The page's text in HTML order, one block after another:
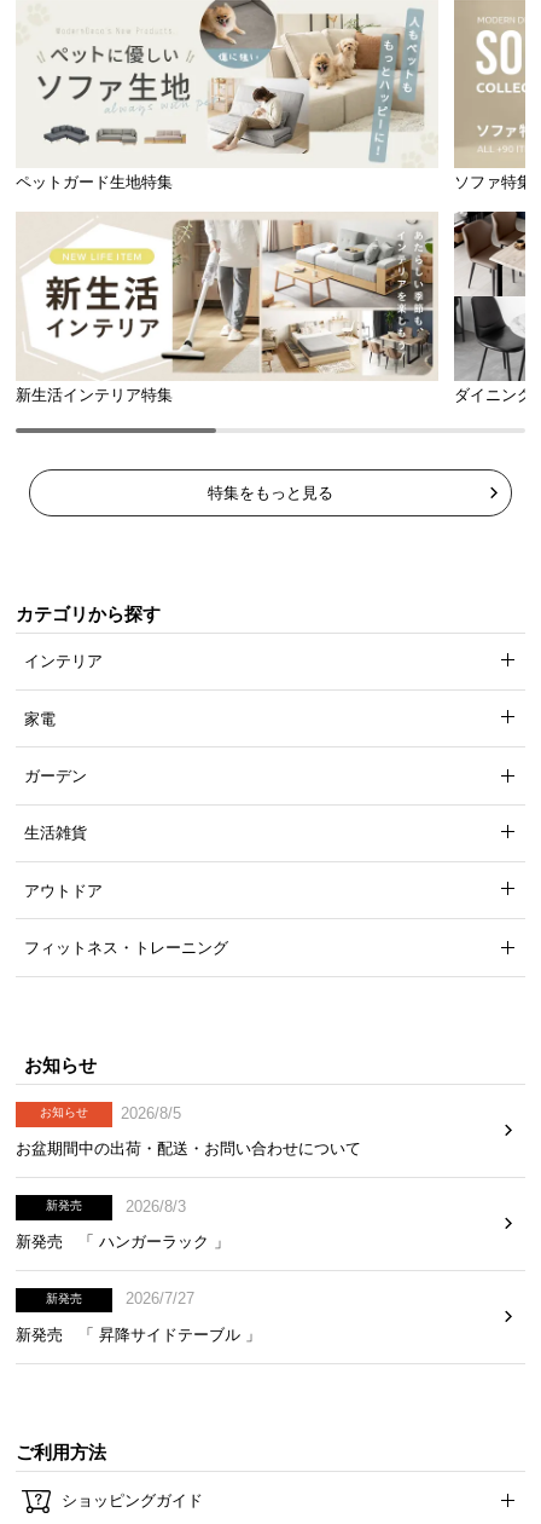
ペットガード生地特集 ソファ特集
新生活インテリア特集 ダイニング
特集をもっと見る
カテゴリから探す
インテリア
家電
ガーデン
生活雑貨
アウトドア
フィットネス・トレーニング
お知らせ
お知らせ
2026/8/5
お盆期間中の出荷・配送・お問い合わせについて
新発売
2026/8/3
新発売 「 ハンガーラック 」
新発売
2026/7/27
新発売 「 昇降サイドテーブル 」
ご利用方法
ショッピングガイド